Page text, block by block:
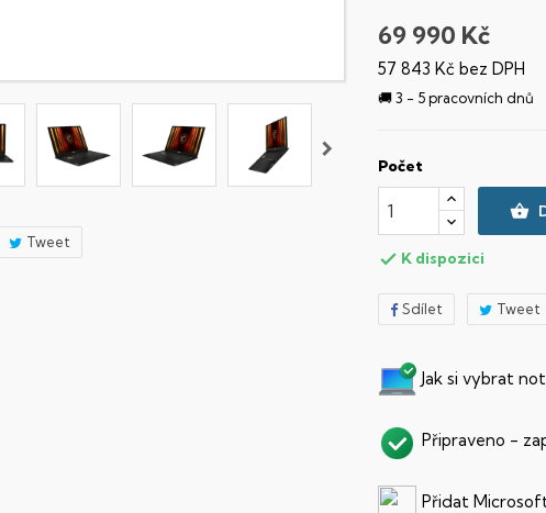
Tweet
69 990 Kč
57 843 Kč bez DPH
🚚 3 - 5 pracovních dnů
Počet

 K dispozici
Sdílet Tweet
Jak si vybrat
Připraveno -
Přidat